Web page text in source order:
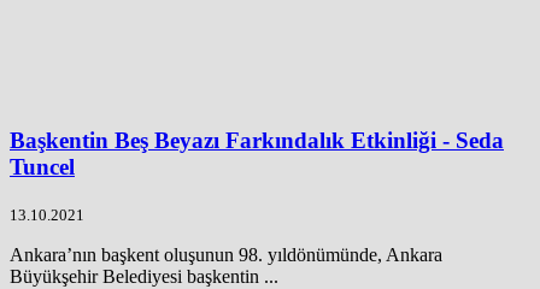
Başkentin Beş Beyazı Farkındalık Etkinliği - Seda
Tuncel
13.10.2021
Ankara’nın başkent oluşunun 98. yıldönümünde, Ankara
Büyükşehir Belediyesi başkentin ...